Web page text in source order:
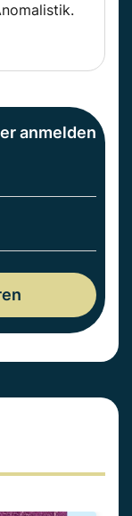
anmelden